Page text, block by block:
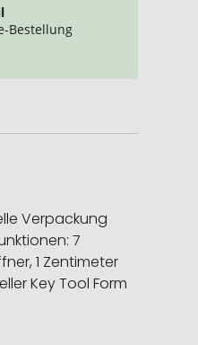
Bestellung
Verpackung
7
1 Zentimeter
Key Tool Form